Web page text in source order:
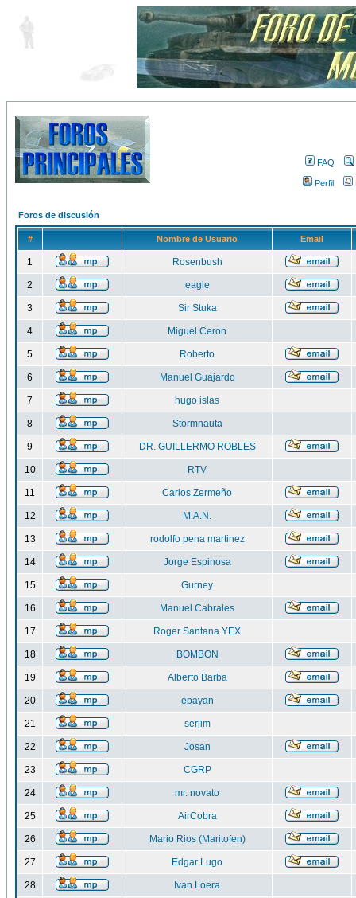
FAQ
Perfil
Foros de discusión
# Nombre de Usuario Email
1 Rosenbush
2 eagle
3 Sir Stuka
4 Miguel Ceron
5 Roberto
6 Manuel Guajardo
7 hugo islas
8 Stormnauta
9 DR. GUILLERMO ROBLES
10 RTV
11 Carlos Zermeño
12 M.A.N.
13 rodolfo pena martinez
14 Jorge Espinosa
15 Gurney
16 Manuel Cabrales
17 Roger Santana YEX
18 BOMBON
19 Alberto Barba
20 epayan
21 serjim
22 Josan
23 CGRP
24 mr. novato
25 AirCobra
26 Mario Rios (Maritofen)
27 Edgar Lugo
28 Ivan Loera